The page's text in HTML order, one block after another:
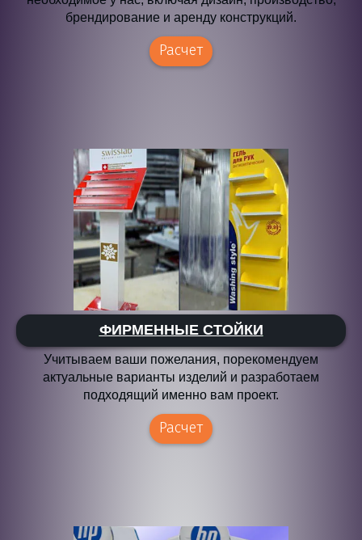
брендирование и аренду конструкций.
Расчет
ФИРМЕННЫЕ СТОЙКИ
Учитываем ваши пожелания, порекомендуем
актуальные варианты изделий и разработаем
подходящий именно вам проект.
Расчет